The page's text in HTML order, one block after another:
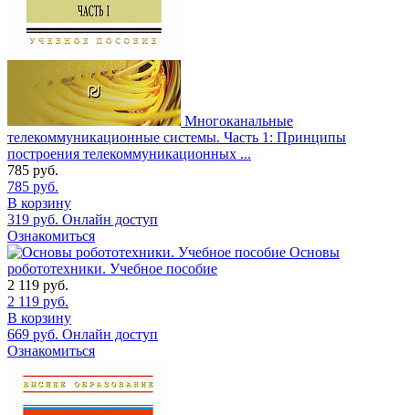
Многоканальные
телекоммуникационные системы. Часть 1: Принципы
построения телекоммуникационных ...
785 руб.
785 руб.
В корзину
319 руб. Онлайн доступ
Ознакомиться
Основы
робототехники. Учебное пособие
2 119 руб.
2 119 руб.
В корзину
669 руб. Онлайн доступ
Ознакомиться